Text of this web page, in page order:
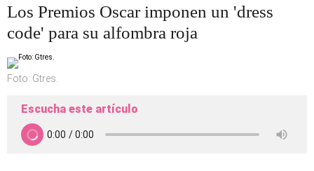
Los Premios Oscar imponen un 'dress
code' para su alfombra roja
Foto: Gtres.
Escucha este artículo